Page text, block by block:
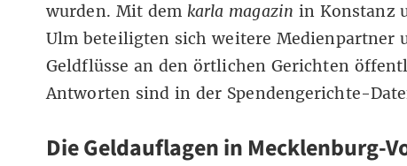
wurden. Mit dem karla magazin in Konstanz
Ulm beteiligten sich weitere Medienpartner
Geldflüsse an den örtlichen Gerichten
Antworten sind in der Spendengerichte-
Die Geldauflagen in Mecklenburg-